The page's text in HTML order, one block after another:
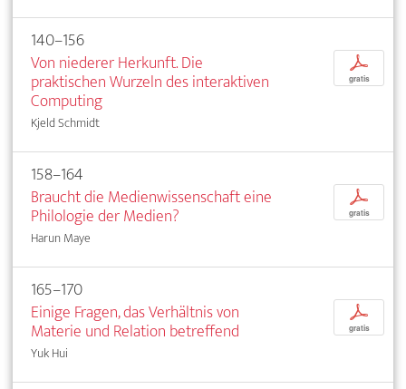
140–156
Von niederer Herkunft. Die
praktischen Wurzeln des interaktiven
Computing
Kjeld Schmidt
p
gratis
158–164
Braucht die Medienwissenschaft eine
Philologie der Medien?
Harun Maye
p
gratis
165–170
Einige Fragen, das Verhältnis von
Materie und Relation betreffend
Yuk Hui
p
gratis